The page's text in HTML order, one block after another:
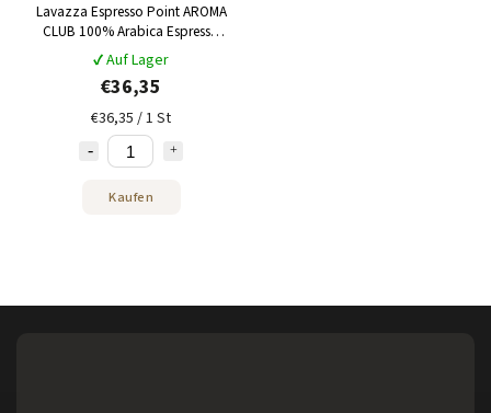
Lavazza Espresso Point AROMA
CLUB 100% Arabica Espresso
100 Stk
✔ Auf Lager
€36,35
€36,35 / 1 St
Kaufen